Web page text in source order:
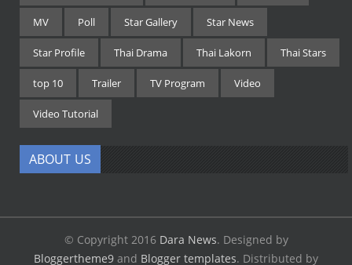
MV Poll Star Gallery Star News
Star Profile Thai Drama Thai Lakorn Thai Stars
top 10 Trailer TV Program Video
Video Tutorial
ABOUT US
© Copyright 2016 Dara News. Designed by
Bloggertheme9 and Blogger templates. Distributed by